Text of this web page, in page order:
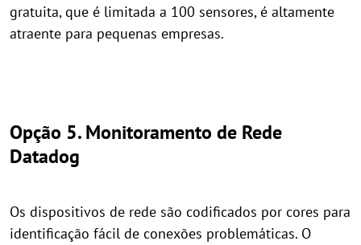
gratuita, que é limitada a 100 sensores, é altamente
atraente para pequenas empresas.
Opção 5. Monitoramento de Rede
Datadog
Os dispositivos de rede são codificados por cores para
identificação fácil de conexões problemáticas. O